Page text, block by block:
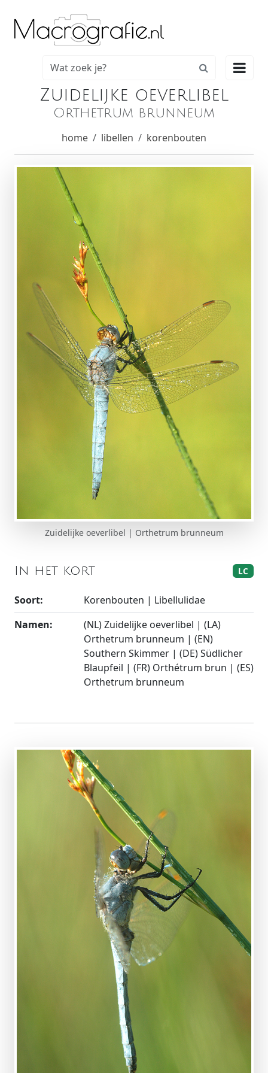

Zuidelijke oeverlibel
Orthetrum brunneum
home libellen korenbouten
Zuidelijke oeverlibel | Orthetrum brunneum
In het kort LC
Soort:
Korenbouten | Libellulidae
Namen:
(NL) Zuidelijke oeverlibel | (LA)
Orthetrum brunneum | (EN)
Southern Skimmer | (DE) Südlicher
Blaupfeil | (FR) Orthétrum brun | (ES)
Orthetrum brunneum